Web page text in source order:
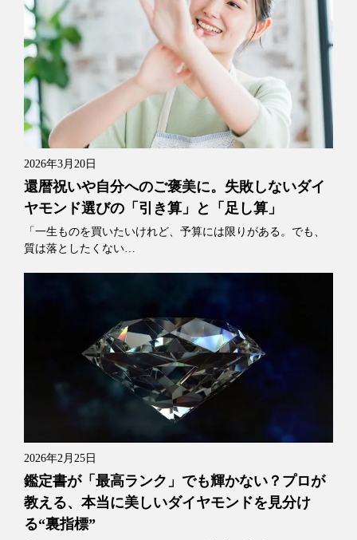
2026年3月20日
還暦祝いや自分へのご褒美に。失敗しないダイ
ヤモンド選びの「引き算」と「足し算」
「一生ものを買いたいけれど、予算には限りがある。でも、
質は落としたくない…
2026年2月25日
鑑定書が「最高ランク」でも輝かない？プロが
教える、本当に美しいダイヤモンドを見分け
る“裏指標”